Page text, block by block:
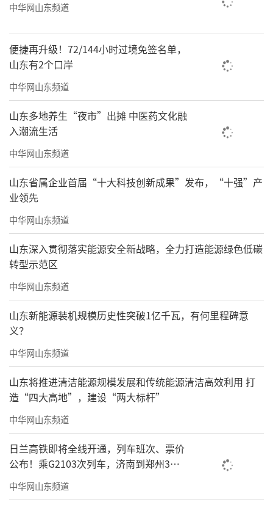
中华网山东频道
便捷再升级！72/144小时过境免签名单，
山东有2个口岸
中华网山东频道
山东多地养生“夜市”出摊 中医药文化融
入潮流生活
中华网山东频道
山东省属企业首届“十大科技创新成果”发布，“十强”产
业领先
中华网山东频道
山东深入贯彻落实能源安全新战略，全力打造能源绿色低碳
转型示范区
中华网山东频道
山东新能源装机规模历史性突破1亿千瓦，有何里程碑意
义？
中华网山东频道
山东将推进清洁能源规模发展和传统能源清洁高效利用 打
造“四大高地”，建设“两大标杆”
中华网山东频道
日兰高铁即将全线开通，列车班次、票价
公布！乘G2103次列车，济南到郑州3小
时到达
中华网山东频道